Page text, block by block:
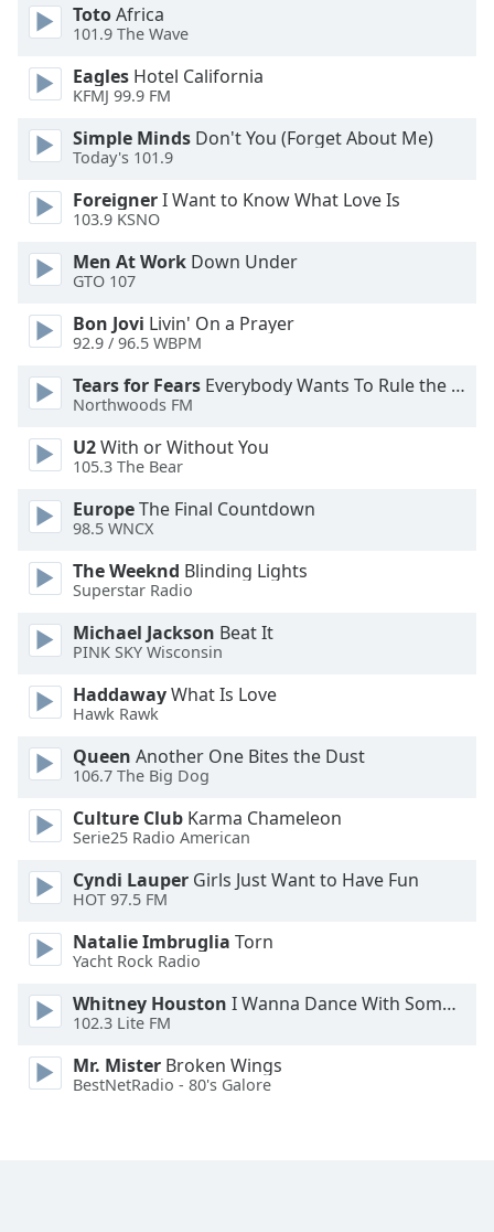
modal
window.
dialog
window.
Escape
cancel
and
close
Text
Color
Opacity
Text
Background
Caption
Area
Color
Opacity
Font
Size
Text
Edge
Style
TotoAfrica
101.9 The Wave
Eagles Hotel California
KFMJ 99.9 FM
Simple Minds Don't You (Forget About Me)
Today's 101.9
ForeignerI Want to Know What Love Is
103.9 KSNO
Men At Work Down Under
GTO 107
Bon Jovi Livin' On a Prayer
92.9 / 96.5 WBPM
Tears for Fears Everybody Wants To Rule the World
Northwoods FM
U2With or Without You
105.3 The Bear
EuropeThe Final Countdown
98.5 WNCX
The Weeknd Blinding Lights
Superstar Radio
Michael Jackson Beat It
PINK SKY Wisconsin
HaddawayWhat Is Love
Hawk Rawk
Queen Another One Bites the Dust
106.7 The Big Dog
Culture Club Karma Chameleon
Serie25 Radio American
Cyndi Lauper Girls Just Want to Have Fun
HOT 97.5 FM
Natalie Imbruglia Torn
Yacht Rock Radio
Whitney Houston I Wanna Dance With Somebody
102.3 Lite FM
Mr. Mister Broken Wings
BestNetRadio - 80's Galore